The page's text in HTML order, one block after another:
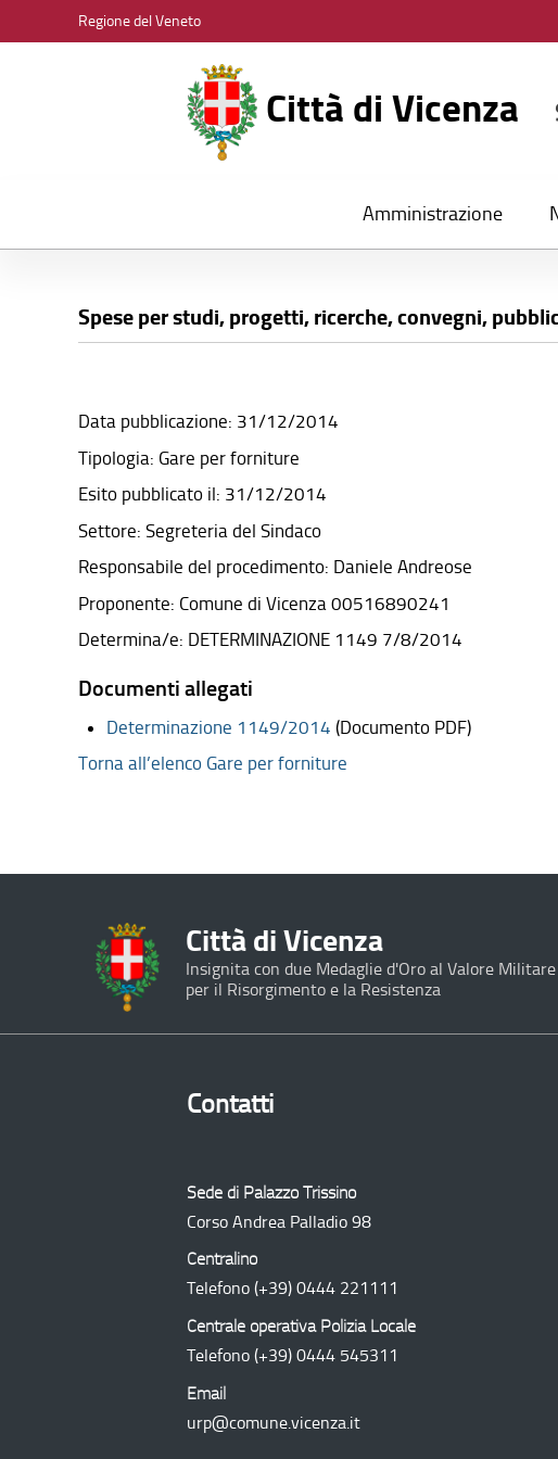
DI
Regione del Veneto
Città di Vicenza
Amministrazione
Spese per studi, progetti, ricerche, convegni,
Data pubblicazione: 31/12/2014
Tipologia: Gare per forniture
Esito pubblicato il: 31/12/2014
Settore: Segreteria del Sindaco
Responsabile del procedimento: Daniele Andreose
Proponente: Comune di Vicenza 00516890241
Determina/e: DETERMINAZIONE 1149 7/8/2014
Documenti allegati
Determinazione 1149/2014 (Documento PDF)
Torna all’elenco Gare per forniture
Città di Vicenza
Insignita con due Medaglie d'Oro al Valore Militare
per il Risorgimento e la Resistenza
Contatti
Sede di Palazzo Trissino
Corso Andrea Palladio 98
Centralino
Telefono (+39) 0444 221111
Centrale operativa Polizia Locale
Telefono (+39) 0444 545311
Email
urp@comune.vicenza.it